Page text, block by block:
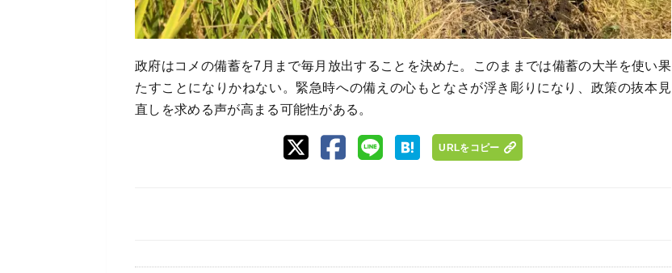
政府はコメの備蓄を7月まで毎月放出することを決めた。このままでは備蓄の大半を使い果
たすことになりかねない。緊急時への備えの心もとなさが浮き彫りになり、政策の抜本見
直しを求める声が高まる可能性がある。
URLをコピー